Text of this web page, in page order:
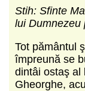
Stih: Sfinte
lui Dumnezeu
Tot pământul
împreună se
dintâi ostaş al
Gheorghe,